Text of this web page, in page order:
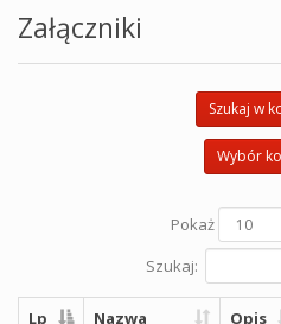
Załączniki
Szukaj w
Wybór
Pokaż
Szukaj:
Lp Nazwa Opis